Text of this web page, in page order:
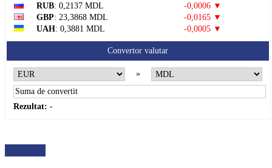
RUB: 0,2137 MDL
-0,0006 ▼
GBP: 23,3868 MDL
-0,0165 ▼
UAH: 0,3881 MDL -0,0005 ▼
Convertor valutar
»
Rezultat: -